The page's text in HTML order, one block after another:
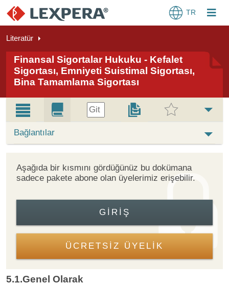
TR
Literatür
Finansal Sigortalar Hukuku - Kefalet
Sigortası, Emniyeti Suistimal Sigortası,
Bina Tamamlama Sigortası
Git
Bağlantılar
Aşağıda bir kısmını gördüğünüz bu dokümana
sadece pakete abone olan üyelerimiz erişebilir.
GIRIŞ
ÜCRETSİZ ÜYELİK
5.1.Genel Olarak